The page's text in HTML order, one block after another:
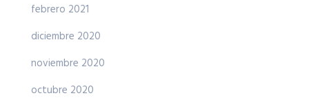
febrero 2021
diciembre 2020
noviembre 2020
octubre 2020